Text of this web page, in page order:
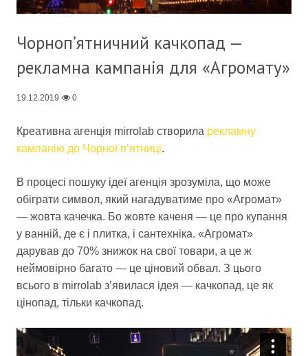
Чорноп’ятничний качкопад —
рекламна кампанія для «Агромату»
19.12.2019 0
Креативна агенція mirrolab створила рекламну
кампанію до Чорної п’ятниці.
В процесі пошуку ідеї агенція зрозуміла, що може
обіграти символ, який нагадуватиме про «Агромат»
— жовта качечка. Бо жовте каченя — це про купання
у ванній, де є і плитка, і сантехніка. «Агромат»
дарував до 70% знижок на свої товари, а це ж
неймовірно багато — це ціновий обвал. З цього
всього в mirrolab з’явилася ідея — качкопад, це як
цінопад, тільки качкопад.